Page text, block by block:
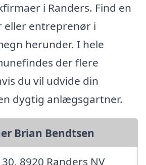
i Randers. Find en
entreprenør i
herunder. I hele
der flere
du vil udvide din
dygtig anlægsgartner.
Brian Bendtsen
8920 Randers NV